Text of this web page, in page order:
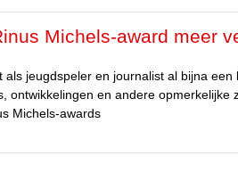
Michels-award meer
jeugdspeler en journalist al bijna
ontwikkelingen en andere
Michels-awards